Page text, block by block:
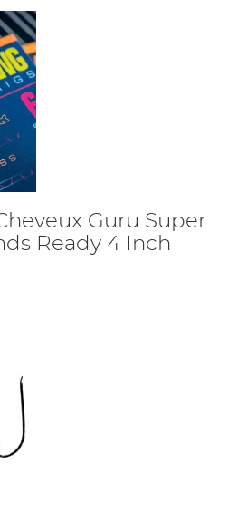
Guru Super
Ready 4 Inch